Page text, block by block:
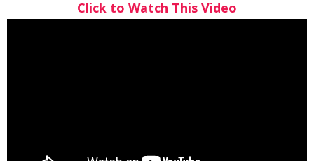
Click to Watch This Video